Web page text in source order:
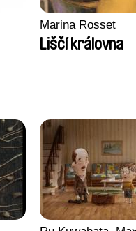
Marina Rosset
Liščí královna